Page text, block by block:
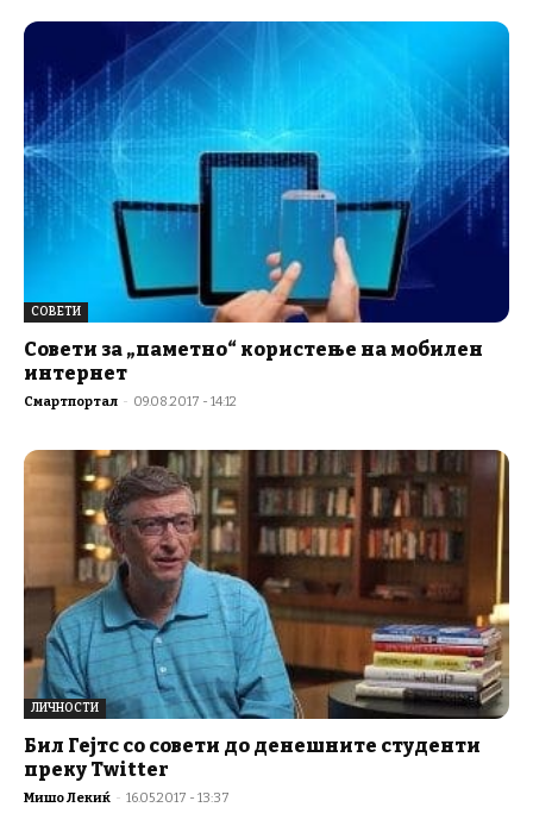
СОВЕТИ
Совети за „паметно“ користење на мобилен
интернет
Смартпортал - 09.08.2017 - 14:12
ЛИЧНОСТИ
Бил Гејтс со совети до денешните студенти
преку Twitter
Мишо Лекиќ - 16.05.2017 - 13:37